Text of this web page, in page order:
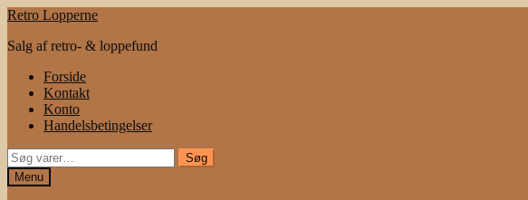
Spring
navigation
Spring
indhold
Retro Lopperne
Salg af retro- & loppefund
Forside
Kontakt
Konto
Handelsbetingelser
Søg
efter:
Søg
Menu